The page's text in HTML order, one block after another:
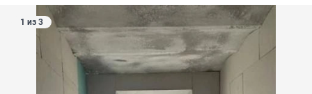
1 из 3